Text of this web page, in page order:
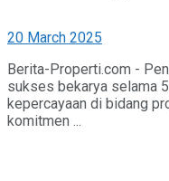
20 March 2025
Berita-Properti.com -
sukses bekarya selama
kepercayaan di bidang
komitmen ...